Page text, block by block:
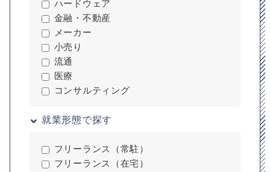
ハードウェア
金融・不動産
メーカー
小売り
流通
医療
コンサルティング
就業形態で探す
フリーランス（常駐）
フリーランス（在宅）